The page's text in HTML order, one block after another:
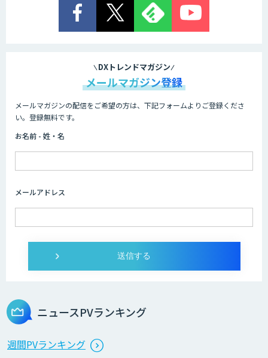
ービス
Asteria AIoT Suite｜Gravio – 画像認識
画像解析・デジタルツイン領域のAI開発
AI開発・伴走支援・内製化支援
StellaController 2.0
DXトレンドマガジン
メールマガジン登録
メールマガジンの配信をご希望の方は、下記フォームよりご登録くださ
い。登録無料です。
お名前 - 姓・名
メールアドレス
ニュースPVランキング
週間PVランキング